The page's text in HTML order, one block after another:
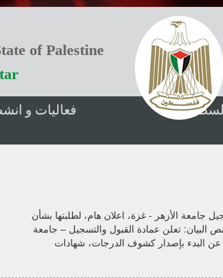
of Palestine
فعاليات و
جامعة الأزهر - غزة، اعلان هام، لطلبتها بشأن
البيان: تعلن عمادة القبول والتسجيل – جامعة
عن البدء بإصدار كشوف الدرجات، شهادات